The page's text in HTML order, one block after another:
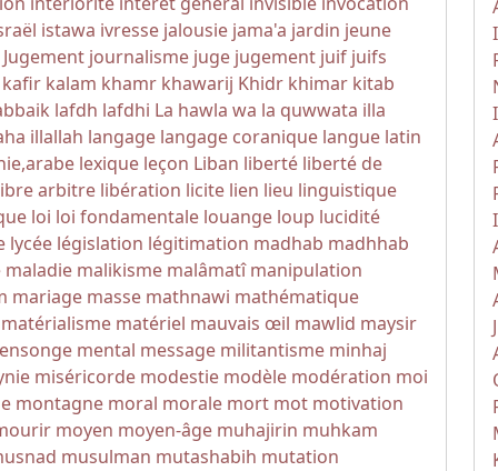
istawa ivresse jalousie jama'a jardin jeune
journalisme juge jugement juif juifs
kafir kalam khamr khawarij Khidr khimar kitab
lafdh lafdhi La hawla wa la quwwata illa
illallah langage langage coranique langue latin
lexique leçon Liban liberté liberté de
arbitre libération licite lien lieu linguistique
loi loi fondamentale louange loup lucidité
lycée législation légitimation madhab madhhab
maladie malikisme malâmatî manipulation
mariage masse mathnawi mathématique
matérialisme matériel mauvais œil mawlid maysir
mental message militantisme minhaj
miséricorde modestie modèle modération moi
montagne moral morale mort mot motivation
moyen moyen-âge muhajirin muhkam
musulman mutashabih mutation